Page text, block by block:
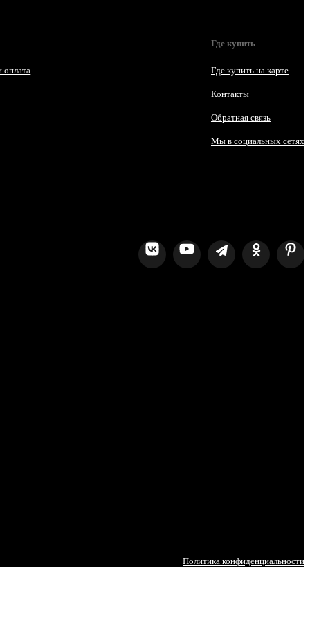
оплата
Где купить
Где купить на карте
Контакты
Обратная связь
Мы в социальных сетях
Политика конфиденциальности